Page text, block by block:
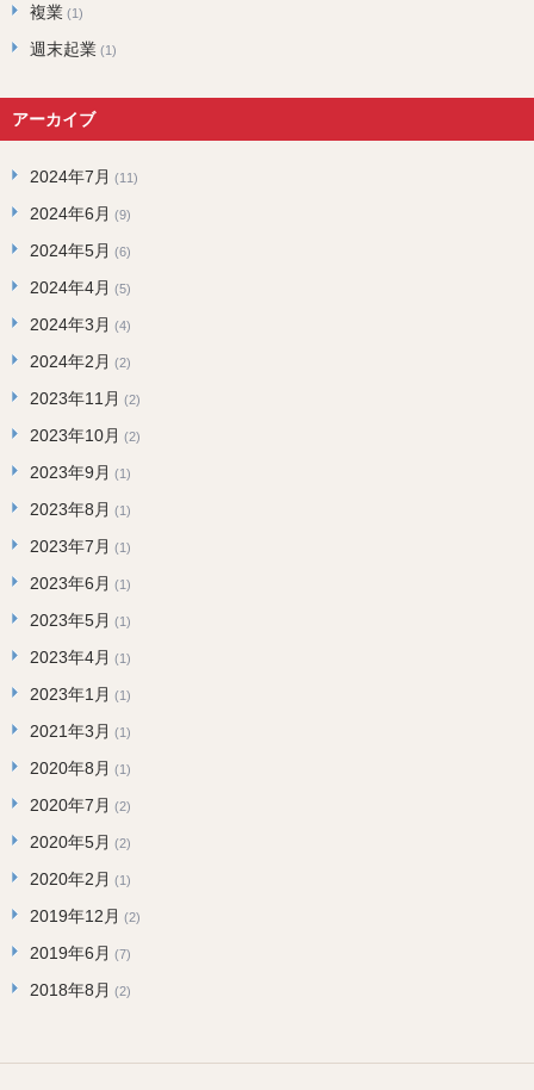
複業 (1)
週末起業 (1)
アーカイブ
2024年7月 (11)
2024年6月 (9)
2024年5月 (6)
2024年4月 (5)
2024年3月 (4)
2024年2月 (2)
2023年11月 (2)
2023年10月 (2)
2023年9月 (1)
2023年8月 (1)
2023年7月 (1)
2023年6月 (1)
2023年5月 (1)
2023年4月 (1)
2023年1月 (1)
2021年3月 (1)
2020年8月 (1)
2020年7月 (2)
2020年5月 (2)
2020年2月 (1)
2019年12月 (2)
2019年6月 (7)
2018年8月 (2)